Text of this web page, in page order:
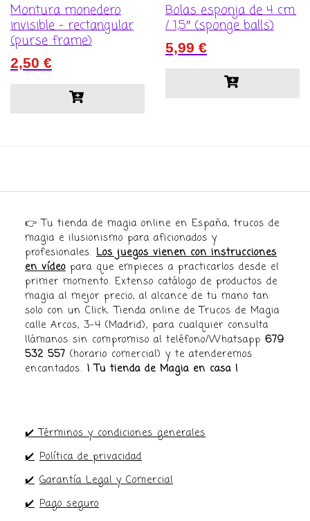
Montura monedero
invisible – rectangular
(purse frame)
2,50 €
Bolas esponja de 4 cm.
/ 1,5″ (sponge balls)
5,99 €
👉 Tu tienda de magia online en España, trucos de
magia e ilusionismo para aficionados y
profesionales. Los juegos vienen con instrucciones
en vídeo para que empieces a practicarlos desde el
primer momento. Extenso catálogo de productos de
magia al mejor precio, al alcance de tu mano tan
solo con un Click. Tienda online de Trucos de Magia
calle Arcos, 3-4 (Madrid), para cualquier consulta
llámanos sin compromiso al teléfono/Whatsapp 679
532 557 (horario comercial) y te atenderemos
encantados. ¡ Tu tienda de Magia en casa !
✔️ Términos y condiciones generales
✔️ Política de privacidad
✔️ Garantía Legal y Comercial
✔️ Pago seguro